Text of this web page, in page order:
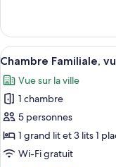
mer
vue
mer
(4
Guests)
le
type
de
Chambre
Familiale,
vue
mer
(4
Guests)
Afficher
toutes
les
photos
pour
ce
type
16
Chambre Familiale,
Vue sur la ville
1 chambre
5 personnes
1 grand lit et 3 lits 1
Wi-Fi gratuit